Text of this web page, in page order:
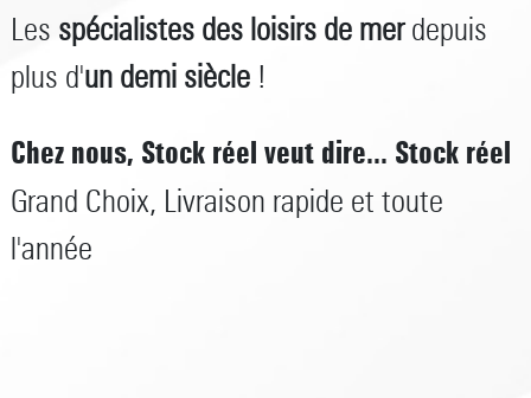
Les spécialistes des loisirs de merdepuis
plus d'un demi siècle !
Chez nous, Stock réel veut dire... Stock réel
Grand Choix, Livraison rapide et toute
l'année